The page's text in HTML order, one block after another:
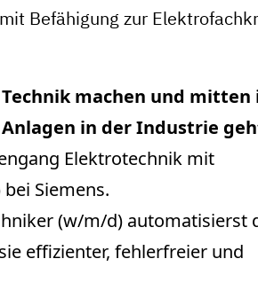
Befähigung zur
machen und mitten
in der Industrie
Elektrotechnik mit
Siemens.
(w/m/d) automatisierst
effizienter, fehlerfreier und